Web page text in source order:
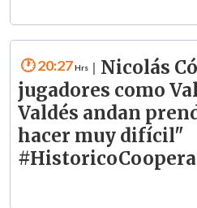
20:27
Nicolás
jugadores como
Valdés andan
hacer muy difícil"